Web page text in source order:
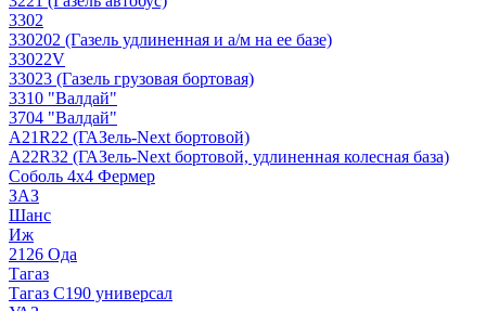
3302
330202 (Газель удлиненная и а/м на ее базе)
33022V
33023 (Газель грузовая бортовая)
3310 "Валдай"
3704 "Валдай"
A21R22 (ГАЗель-Next бортовой)
A22R32 (ГАЗель-Next бортовой, удлиненная колесная база)
Соболь 4х4 Фермер
ЗАЗ
Шанс
Иж
2126 Ода
Тагаз
Тагаз С190 универсал